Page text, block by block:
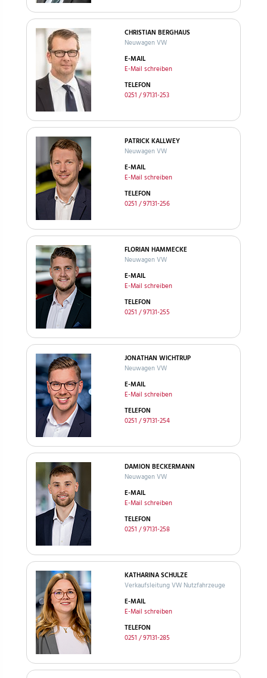
CHRISTIAN BERGHAUS
Neuwagen VW
E-MAIL
E-Mail schreiben
TELEFON
0251 / 97131-253
PATRICK KALLWEY
Neuwagen VW
E-MAIL
E-Mail schreiben
TELEFON
0251 / 97131-256
FLORIAN HAMMECKE
Neuwagen VW
E-MAIL
E-Mail schreiben
TELEFON
0251 / 97131-255
JONATHAN WICHTRUP
Neuwagen VW
E-MAIL
E-Mail schreiben
TELEFON
0251 / 97131-254
DAMION BECKERMANN
Neuwagen VW
E-MAIL
E-Mail schreiben
TELEFON
0251 / 97131-258
KATHARINA SCHULZE
Verkaufsleitung VW Nutzfahrzeuge
E-MAIL
E-Mail schreiben
TELEFON
0251 / 97131-285